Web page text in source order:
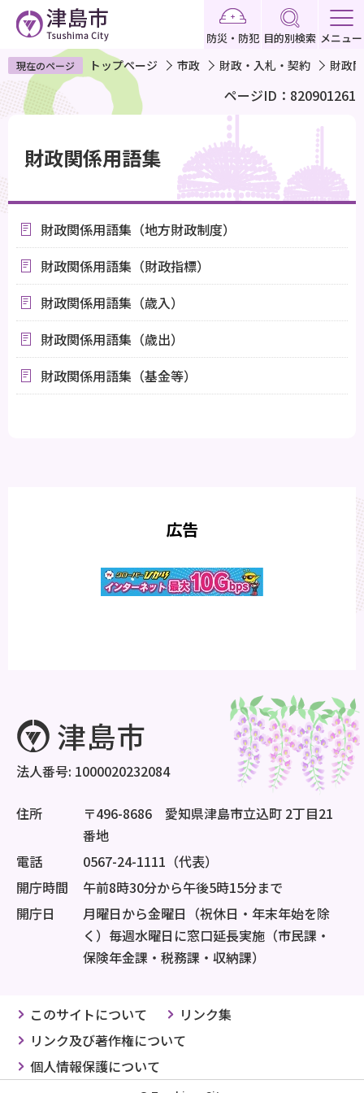
ペ
ー
ジ
の
で
す
防災・防犯 目的別検索 メニュー
現在のページ トップページ 市政 財政・入札・契約 財政
ページID：820901261
財政関係用語集
財政関係用語集（地方財政制度）
財政関係用語集（財政指標）
財政関係用語集（歳入）
財政関係用語集（歳出）
財政関係用語集（基金等）
広告
法人番号: 1000020232084
住所
〒496-8686 愛知県津島市立込町 2丁目21
番地
電話
0567-24-1111（代表）
開庁時間
午前8時30分から午後5時15分まで
開庁日
月曜日から金曜日（祝休日・年末年始を除
く）毎週水曜日に窓口延長実施（市民課・
保険年金課・税務課・収納課）
このサイトについて
リンク集
リンク及び著作権について
個人情報保護について